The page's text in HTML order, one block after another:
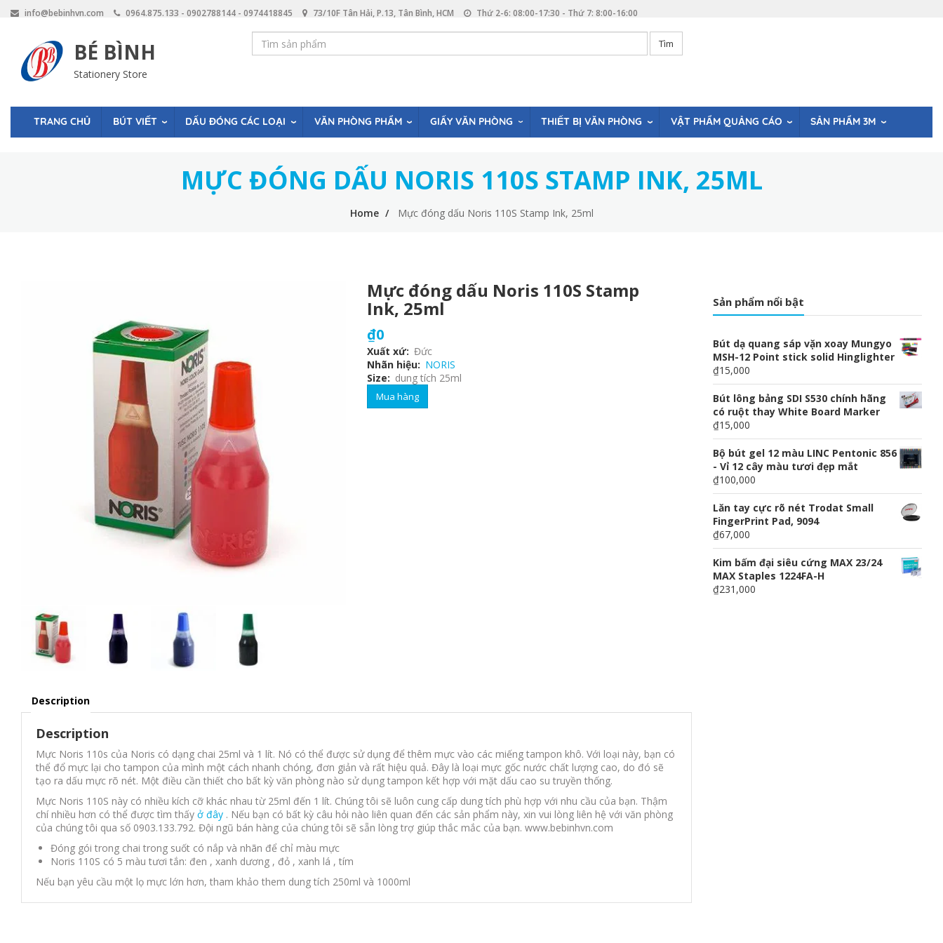
Skip
content
info@bebinhvn.com 0964.875.133 - 0902788144 - 0974418845 73/10F Tân Hải, P.13, Tân Bình, HCM Thứ 2-6: 08:00-17:30 - Thứ 7: 8:00-16:00
BÉ BÌNH
Stationery Store
Tìm
TRANG CHỦ BÚT VIẾT DẤU ĐÓNG CÁC LOẠI VĂN PHÒNG PHẨM GIẤY VĂN PHÒNG THIẾT BỊ VĂN PHÒNG VẬT PHẨM QUẢNG CÁO SẢN PHẨM 3M
MỰC ĐÓNG DẤU NORIS 110S STAMP INK, 25ML
Home Mực đóng dấu Noris 110S Stamp Ink, 25ml
Mực đóng dấu Noris 110S Stamp
Ink, 25ml
₫0
Xuất xứ Đức
Nhãn hiệu
NORIS
Size
dung tích 25ml
Mua hàng
Description
Description
Mực Noris 110s của Noris có dạng chai 25ml và 1 lít. Nó có thể được sử dụng để thêm mực vào các miếng tampon khô. Với loại này, bạn có
thể đổ mực lại cho tampon của mình một cách nhanh chóng, đơn giản và rất hiệu quả. Đây là loại mực gốc nước chất lượng cao, do đó sẽ
tạo ra dấu mực rõ nét. Một điều cần thiết cho bất kỳ văn phòng nào sử dụng tampon kết hợp với mặt dấu cao su truyền thống.
Mực Noris 110S này có nhiều kích cỡ khác nhau từ 25ml đến 1 lít. Chúng tôi sẽ luôn cung cấp dung tích phù hợp với nhu cầu của bạn. Thậm
chí nhiều hơn có thể được tìm thấy ở đây . Nếu bạn có bất kỳ câu hỏi nào liên quan đến các sản phẩm này, xin vui lòng liên hệ với văn phòng
của chúng tôi qua số 0903.133.792. Đội ngũ bán hàng của chúng tôi sẽ sẵn lòng trợ giúp thắc mắc của bạn. www.bebinhvn.com
Đóng gói trong chai trong suốt có nắp và nhãn để chỉ màu mực
Noris 110S có 5 màu tươi tắn: đen , xanh dương , đỏ , xanh lá , tím
Nếu bạn yêu cầu một lọ mực lớn hơn, tham khảo them dung tích 250ml và 1000ml
Sản phẩm nổi bật
Bút dạ quang sáp vặn xoay Mungyo
MSH-12 Point stick solid Hinglighter
₫15,000
Bút lông bảng SDI S530 chính hãng
có ruột thay White Board Marker
₫15,000
Bộ bút gel 12 màu LINC Pentonic 856
- Vỉ 12 cây màu tươi đẹp mắt
₫100,000
Lăn tay cực rõ nét Trodat Small
FingerPrint Pad, 9094
₫67,000
Kim bấm đại siêu cứng MAX 23/24
MAX Staples 1224FA-H
₫231,000